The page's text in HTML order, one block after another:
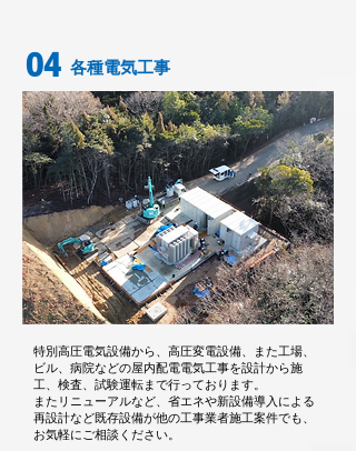
各種電気工事
04
特別高圧電気設備から、高圧変電設備、また工場、
ビル、病院などの屋内配電電気工事を設計から施
工、検査、試験運転まで行っております。
またリニューアルなど、省エネや新設備導入による
再設計など既存設備が他の工事業者施工案件でも、
お気軽にご相談ください。